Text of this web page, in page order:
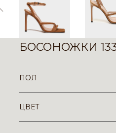
БОСОНОЖКИ
ПОЛ
ЦВЕТ